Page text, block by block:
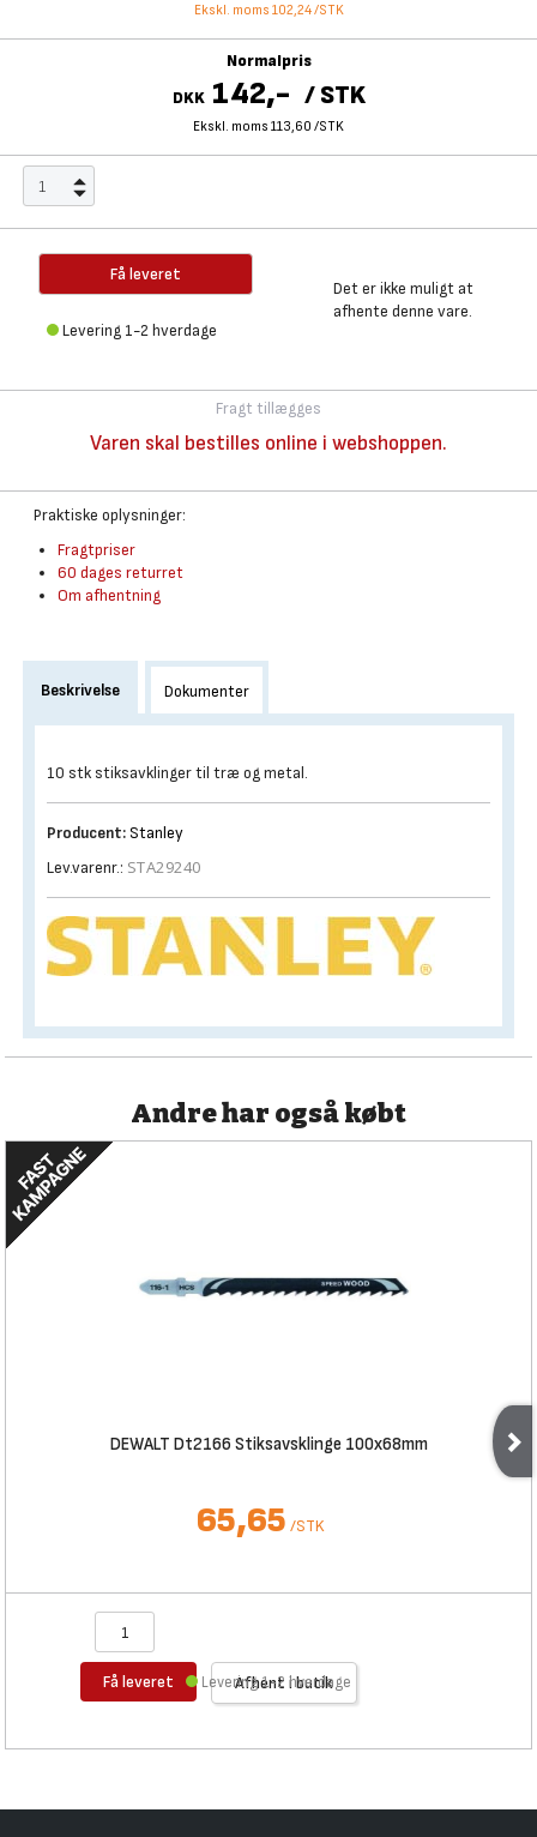
Ekskl. moms 102,24/STK
Normalpris
DKK 142,- / STK
Ekskl. moms 113,60 /STK
Få leveret
Levering 1-2 hverdage
Det er ikke muligt at
afhente denne vare.
Fragt tillægges
Varen skal bestilles online i webshoppen.
Praktiske oplysninger:
Fragtpriser
60 dages returret
Om afhentning
Beskrivelse Dokumenter
10 stk stiksavklinger til træ og metal.
Producent: Stanley
Lev.varenr.: STA29240
Andre har også købt
DEWALT Dt2166 Stiksavsklinge 100x68mm
65,65 /STK
Få leveret Afhent i butik
Levering 1-2 hverdage